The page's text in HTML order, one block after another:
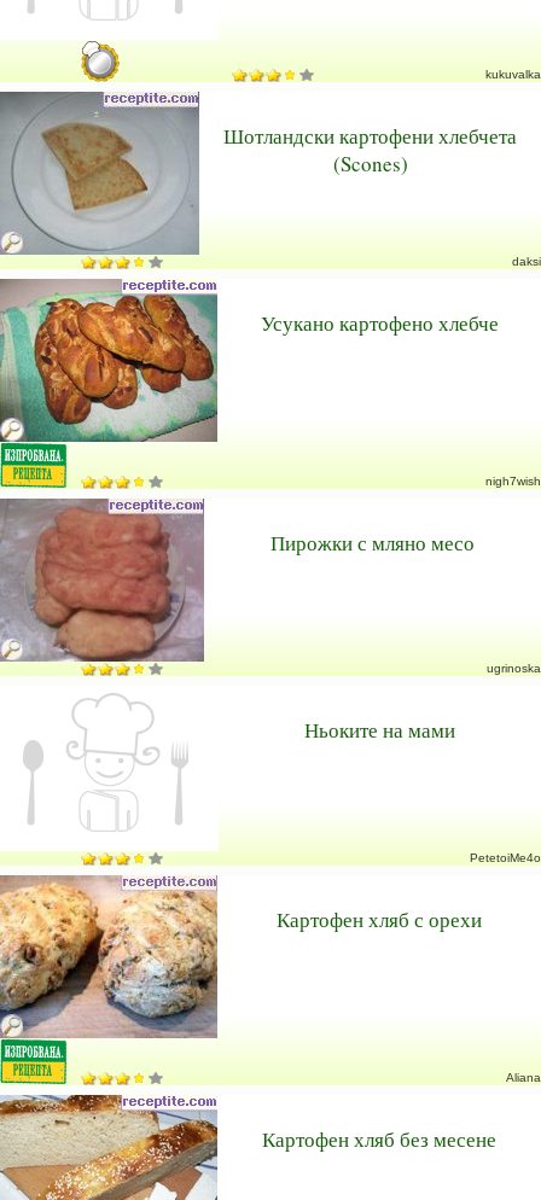
kukuvalka
Шотландски картофени хлебчета
(Scones)
daksi
Усукано картофено хлебче
nigh7wish
Пирожки с мляно месо
ugrinoska
Ньоките на мами
PetetoiMe4o
Картофен хляб с орехи
Aliana
Картофен хляб без месене